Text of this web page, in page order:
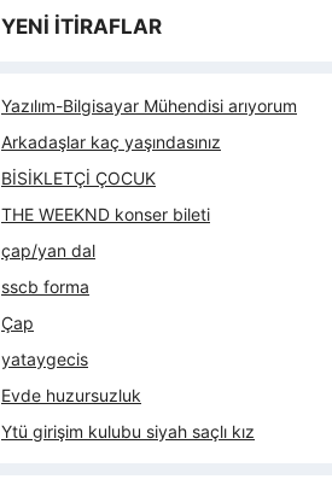
YENİ İTİRAFLAR
Yazılım-Bilgisayar Mühendisi arıyorum
Arkadaşlar kaç yaşındasınız
BİSİKLETÇİ ÇOCUK
THE WEEKND konser bileti
çap/yan dal
sscb forma
Çap
yataygecis
Evde huzursuzluk
Ytü girişim kulubu siyah saçlı kız